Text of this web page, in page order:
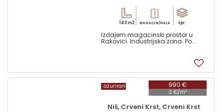
140 m2 MAGACIN/HALA spr.
Izdajem magacinski prostor u
Rakovici. Industrijska zona. Po...
990 €
2 €/m²
ažuriran
Niš, Crveni Krst, Crveni Krst